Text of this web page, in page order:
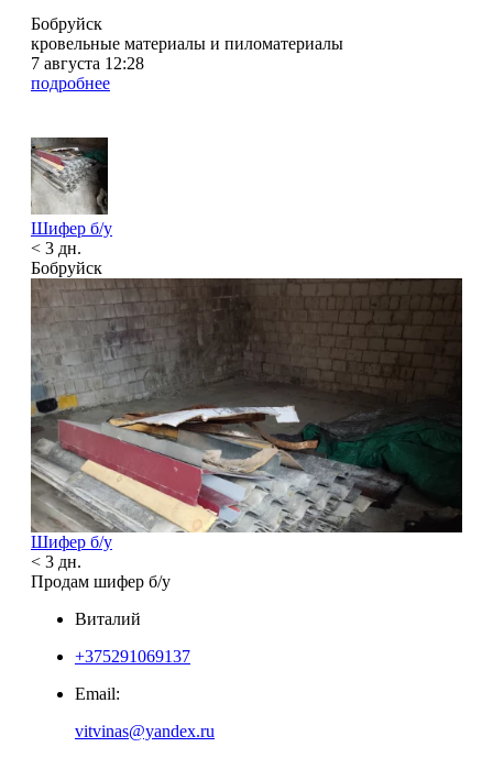
Бобруйск
кровельные материалы и пиломатериалы
7 августа 12:28
подробнее
Шифер б/у
< 3 дн.
Бобруйск
Шифер б/у
< 3 дн.
Продам шифер б/у
Виталий
+375291069137
Email:
vitvinas@yandex.ru